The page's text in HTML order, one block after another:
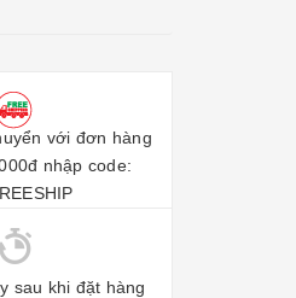
với đơn hàng
nhập code:
sau khi đặt hàng